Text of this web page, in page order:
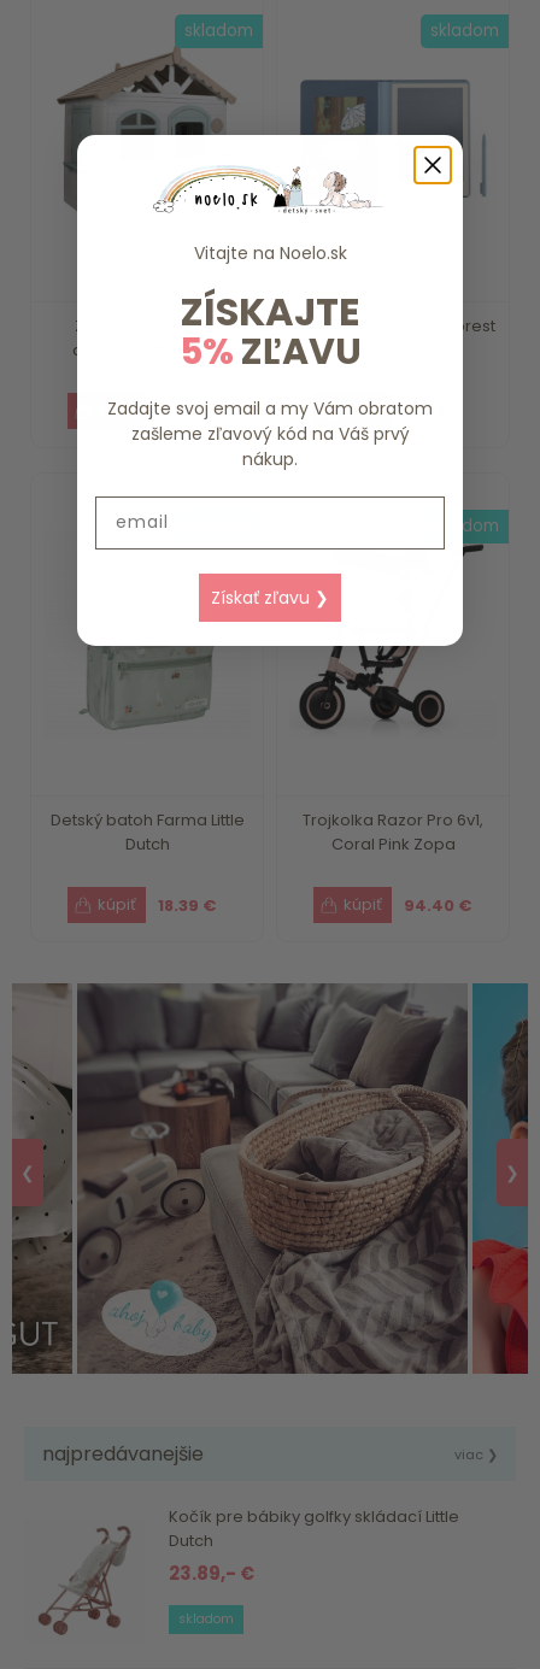
Záhradný domček
drevený Little Dutch
375.59 €
skladom
Kresliaci tablet Blue Forest
15.79 €
skladom
Detský batoh Farma Little
Dutch
18.39 €
Trojkolka Razor Pro 6v1,
Coral Pink Zopa
94.40 €
skladom
❮ ❯
najpredávanejšie viac ❯
Kočík pre bábiky golfky skládací Little
Dutch
23.89,- €
skladom
Vitajte na Noelo.sk
ZÍSKAJTE
5%ZĽAVU
Zadajte svoj email a my Vám obratom
zašleme zľavový kód na Váš prvý
nákup.
Získať zľavu ❯